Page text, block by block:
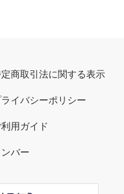
商取引法に関する表示
イバシーポリシー
利用ガイド
ンバー